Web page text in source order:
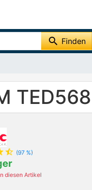
search Finden
star_half (97 %)
diesen Artikel